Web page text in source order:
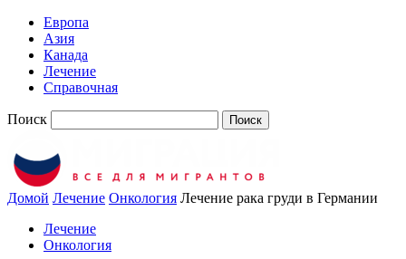
Европа
Азия
Канада
Лечение
Справочная
Поиск
Домой Лечение Онкология Лечение рака груди в Германии
Лечение
Онкология